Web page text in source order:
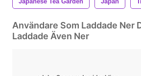
Användare Som Laddade Ner
Laddade Även Ner